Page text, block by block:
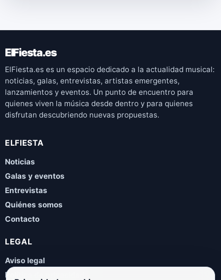
ElFiesta.es
ElFiesta.es es un espacio dedicado a la actualidad musical:
noticias, galas, entrevistas, artistas emergentes,
lanzamientos y eventos. Un punto de encuentro para
quienes viven la música desde dentro y para quienes
disfrutan descubriendo nuevas propuestas.
ELFIESTA
Noticias
Galas y eventos
Entrevistas
Quiénes somos
Contacto
LEGAL
Aviso legal
Política de privacidad